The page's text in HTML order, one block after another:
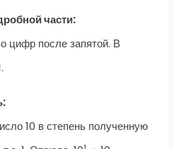
части:
цифр после запятой. В
10 в степень полученную